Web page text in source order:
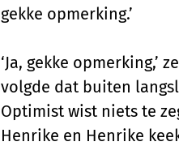
gekke opmerking.’
‘Ja, gekke opmerking,’
volgde dat buiten
Optimist wist niets te
Henrike en Henrike